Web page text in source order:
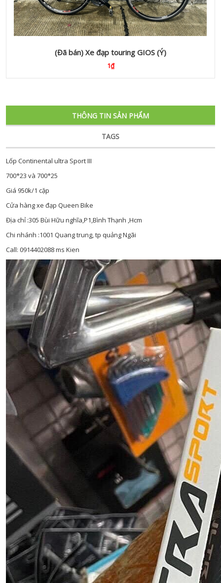
(Đã bán) Xe đạp touring GIOS (Ý)
1₫
THÔNG TIN SẢN PHẨM
TAGS
Lốp Continental ultra Sport III
700*23 và 700*25
Giá 950k/1 cặp
Cửa hàng xe đạp Queen Bike
Địa chỉ :305 Bùi Hữu nghĩa,P1,Bình Thạnh ,Hcm
Chi nhánh :1001 Quang trung, tp quảng Ngãi
Call: 0914402088 ms Kien